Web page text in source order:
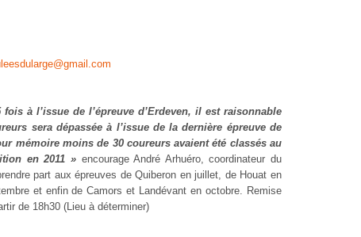
à l’issue de l’épreuve d’Erdeven, il est raisonnable
sera dépassée à l’issue de la dernière épreuve de
mémoire moins de 30 coureurs avaient été classés au
en 2011 » encourage André Arhuéro, coordinateur du
part aux épreuves de Quiberon en juillet, de Houat en
et enfin de Camors et Landévant en octobre. Remise
de 18h30 (Lieu à déterminer)